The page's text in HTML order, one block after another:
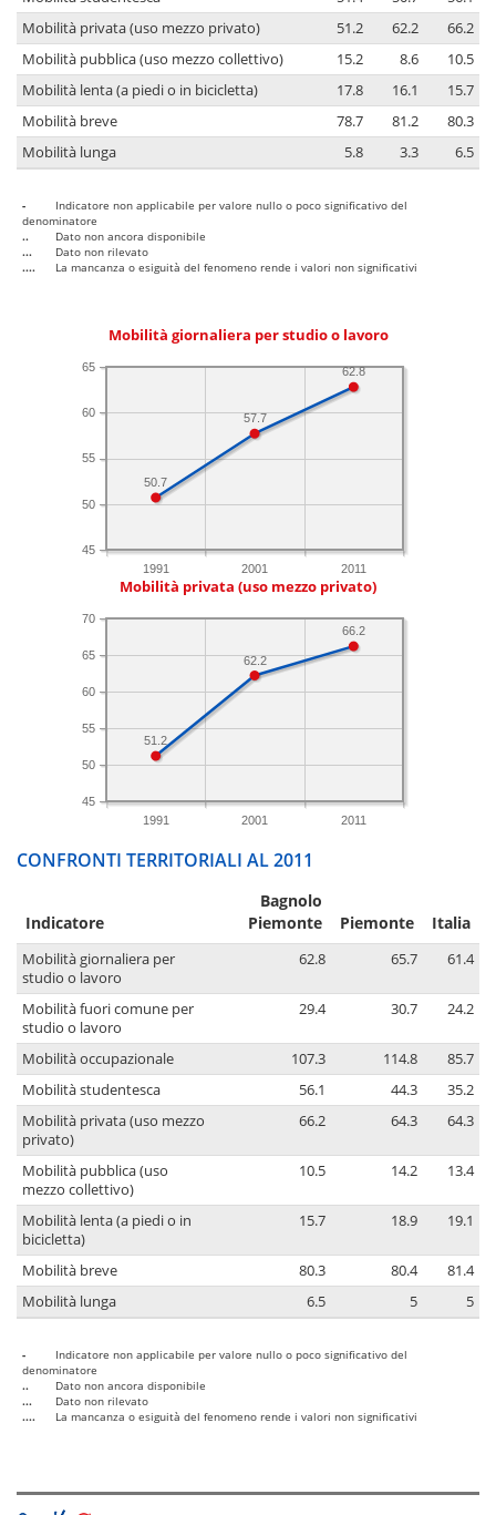
Mobilità privata (uso mezzo privato)
51.2 62.2
66.2
Mobilità pubblica (uso mezzo collettivo)
15.2 8.6
10.5
Mobilità lenta (a piedi o in bicicletta)
17.8 16.1
15.7
Mobilità breve
78.7 81.2
80.3
Mobilità lunga
5.8 3.3 6.5
-
Indicatore non applicabile per valore nullo o poco significativo del
denominatore
..
Dato non ancora disponibile
...
Dato non rilevato
....
La mancanza o esiguità del fenomeno rende i valori non significativi
Mobilità giornaliera per studio o lavoro
1991 2001 2011
45
50
55
60
65 62.8
57.7
50.7
Mobilità privata (uso mezzo privato)
1991 2001 2011
45
50
55
60
65
70
66.2
62.2
51.2
CONFRONTI TERRITORIALI AL 2011
Indicatore
Bagnolo
Piemonte
Piemonte Italia
Mobilità giornaliera per
studio o lavoro
62.8 65.7 61.4
Mobilità fuori comune per
studio o lavoro
29.4 30.7 24.2
Mobilità occupazionale 107.3 114.8
85.7
Mobilità studentesca
56.1 44.3
35.2
Mobilità privata (uso mezzo
privato)
66.2 64.3 64.3
Mobilità pubblica (uso
mezzo collettivo)
10.5 14.2 13.4
Mobilità lenta (a piedi o in
bicicletta)
15.7 18.9 19.1
Mobilità breve 80.3 80.4
81.4
Mobilità lunga
6.5 5 5
-
Indicatore non applicabile per valore nullo o poco significativo del
denominatore
..
Dato non ancora disponibile
...
Dato non rilevato
....
La mancanza o esiguità del fenomeno rende i valori non significativi